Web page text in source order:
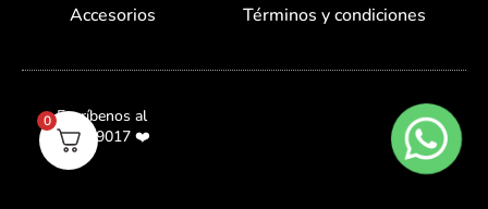
Accesorios
Términos y condiciones
Escríbenos al
987059017 ❤️
0